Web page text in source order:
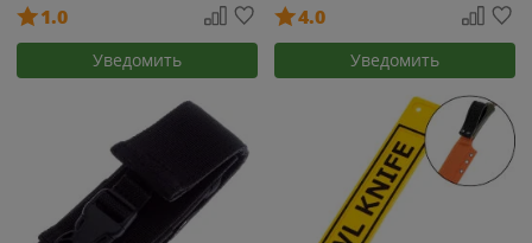
1.0
Уведомить
4.0
Уведомить